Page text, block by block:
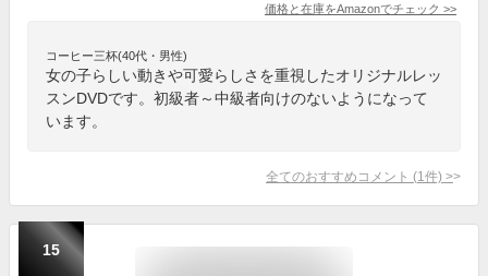
価格と在庫をAmazonでチェック >>
コーヒー三杯(40代・男性)
女の子らしい動きや可愛らしさを重視したオリジナルレッ
スンDVDです。初級者～中級者向けのないようになって
います。
全てのおすすめコメント (1 件) >
15